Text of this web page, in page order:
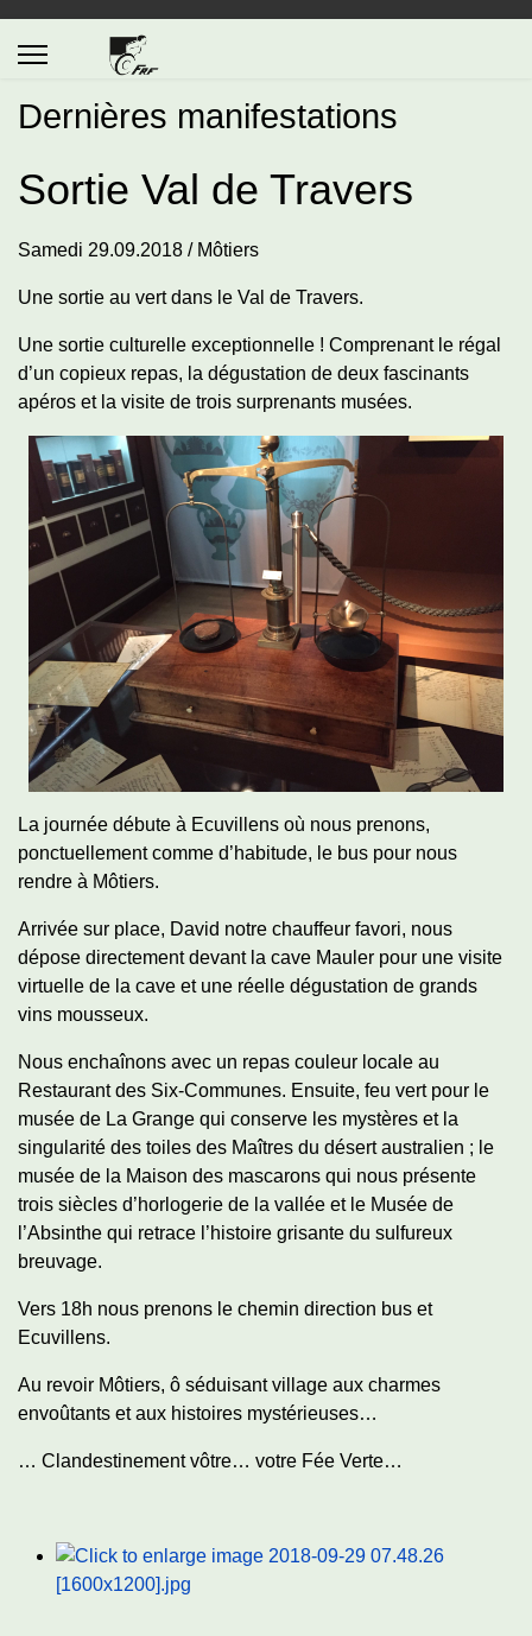
Dernières manifestations
Sortie Val de Travers
Samedi 29.09.2018 / Môtiers
Une sortie au vert dans le Val de Travers.
Une sortie culturelle exceptionnelle ! Comprenant le régal
d’un copieux repas, la dégustation de deux fascinants
apéros et la visite de trois surprenants musées.
La journée débute à Ecuvillens où nous prenons,
ponctuellement comme d’habitude, le bus pour nous
rendre à Môtiers.
Arrivée sur place, David notre chauffeur favori, nous
dépose directement devant la cave Mauler pour une visite
virtuelle de la cave et une réelle dégustation de grands
vins mousseux.
Nous enchaînons avec un repas couleur locale au
Restaurant des Six-Communes. Ensuite, feu vert pour le
musée de La Grange qui conserve les mystères et la
singularité des toiles des Maîtres du désert australien ; le
musée de la Maison des mascarons qui nous présente
trois siècles d’horlogerie de la vallée et le Musée de
l’Absinthe qui retrace l’histoire grisante du sulfureux
breuvage.
Vers 18h nous prenons le chemin direction bus et
Ecuvillens.
Au revoir Môtiers, ô séduisant village aux charmes
envoûtants et aux histoires mystérieuses…
… Clandestinement vôtre… votre Fée Verte…